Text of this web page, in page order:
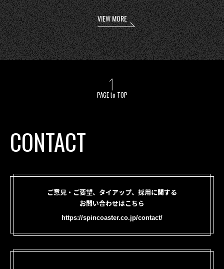
VIEW MORE
PAGE to TOP
CONTACT
ご意見・ご要望、タイアップ、採用に関する
お問い合わせはこちら
https://spincoaster.co.jp/contact/